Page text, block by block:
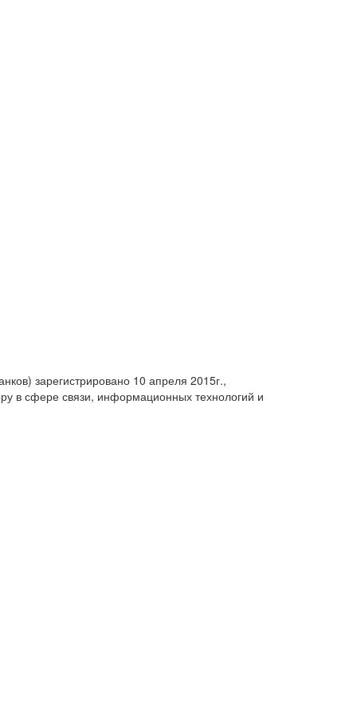
зарегистрировано 10 апреля 2015г.,
в сфере связи, информационных технологий и